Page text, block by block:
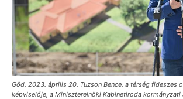
Göd, 2023. április 20. Tuzson Bence, a térség fideszes
képviselője, a Miniszterelnöki Kabinetiroda